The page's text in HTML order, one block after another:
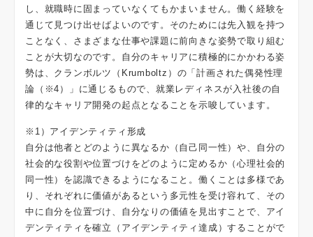
し、就職時に固まっていなくてもかまいません。働く経験を
通じて見つけ出せばよいのです。そのためには先入観を持つ
ことなく、さまざまな仕事や課題に前向きな姿勢で取り組む
ことが大切なのです。自分のキャリアに積極的にかかわる姿
勢は、クランボルツ（Krumboltz）の「計画された偶発性理
論（※4）」に通じるもので、就業レディネスが入社後の自
律的なキャリア開発の起点となることを示唆しています。
※1）アイデンティティ形成
自分は他者とどのように異なるか（自己同一性）や、自分の
社会的な役割や位置づけをどのように定めるか（心理社会的
同一性）を認識できるようになること。働くことは多様であ
り、それぞれに価値があるという多元性を受け容れて、その
中に自分を位置づけ、自分なりの価値を見出すことで、アイ
デンティティを確立（アイデンティティ達成）することがで